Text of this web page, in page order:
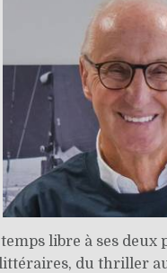
libre à ses deux
du thriller